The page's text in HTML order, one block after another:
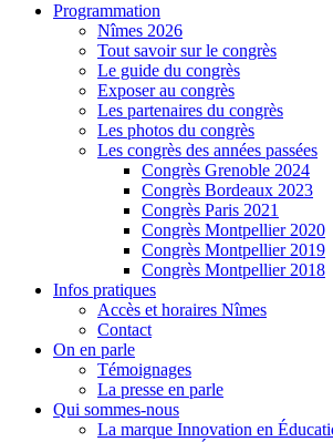
Programmation
Nîmes 2026
Tout savoir sur le congrès
Le guide du congrès
Exposer au congrès
Les partenaires du congrès
Les photos du congrès
Les congrès des années passées
Congrès Grenoble 2024
Congrès Bordeaux 2023
Congrès Paris 2021
Congrès Montpellier 2020
Congrès Montpellier 2019
Congrès Montpellier 2018
Infos pratiques
Accès et horaires Nîmes
Contact
On en parle
Témoignages
La presse en parle
Qui sommes-nous
La marque Innovation en